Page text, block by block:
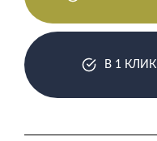
В 1 КЛИК